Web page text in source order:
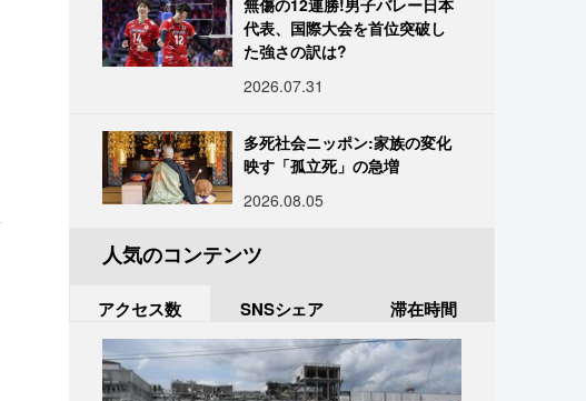
無傷の12連勝!男子バレー日本
代表、国際大会を首位突破し
た強さの訳は?
2026.07.31
多死社会ニッポン:家族の変化
映す「孤立死」の急増
2026.08.05
人気のコンテンツ
アクセス数 SNSシェア 滞在時間